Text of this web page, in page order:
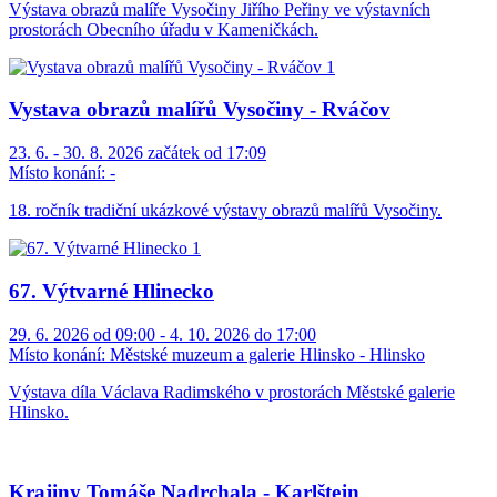
Výstava obrazů malíře Vysočiny Jiřího Peřiny ve výstavních
prostorách Obecního úřadu v Kameničkách.
Vystava obrazů malířů Vysočiny - Rváčov
23. 6. - 30. 8. 2026 začátek od 17:09
Místo konání: -
18. ročník tradiční ukázkové výstavy obrazů malířů Vysočiny.
67. Výtvarné Hlinecko
29. 6. 2026 od 09:00 - 4. 10. 2026 do 17:00
Místo konání: Městské muzeum a galerie Hlinsko - Hlinsko
Výstava díla Václava Radimského v prostorách Městské galerie
Hlinsko.
Krajiny Tomáše Nadrchala - Karlštejn